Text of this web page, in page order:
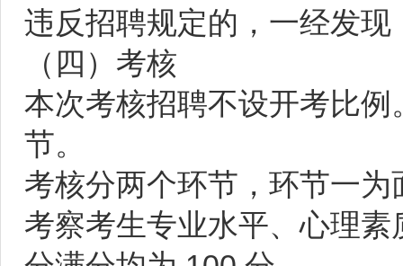
违反招聘规定的，一经发
（四）考核
本次考核招聘不设开考比
节。
考核分两个环节，环节一
考察考生专业水平、心理